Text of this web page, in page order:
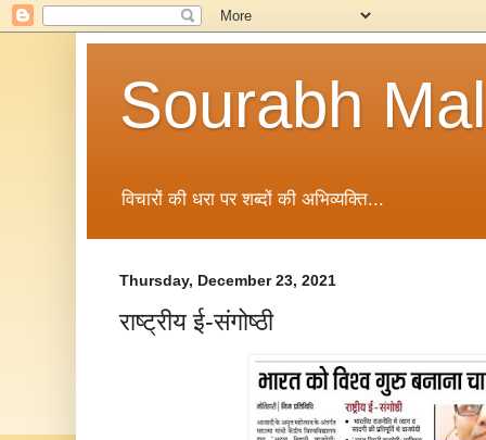
Sourabh
विचारों की धरा पर शब्दों की अभिव्यक्ति...
Thursday, December 23, 2021
राष्ट्रीय ई-संगोष्ठी